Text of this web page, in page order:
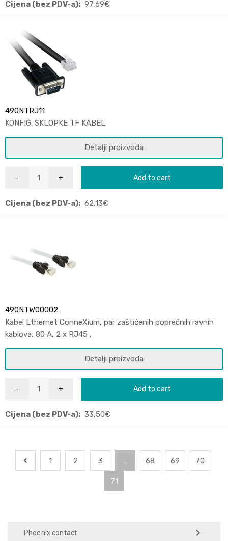
Cijena (bez PDV-a): 97,69€
490NTRJ11
KONFIG. SKLOPKE TF KABEL
Detalji proizvoda
Add to cart
Cijena (bez PDV-a): 62,13€
490NTW00002
Kabel Ethernet ConneXium, par zaštićenih poprečnih ravnih
kablova, 80 A, 2 x RJ45 ,
Detalji proizvoda
Add to cart
Cijena (bez PDV-a): 33,50€
1 2 3 … 68 69 70
71
Phoenix contact